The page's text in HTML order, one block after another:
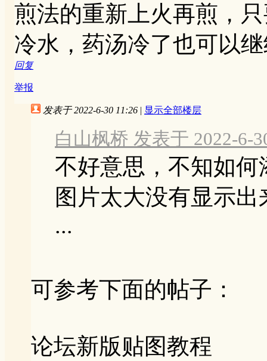
煎法的重新上火再煎，
冷水，药汤冷了也可以
回复
举报
发表于 2022-6-30 11:26 | 显示全部楼层
白山枫桥 发表于 2022-6-
不好意思，不知如何
图片太大没有显示出
...
可参考下面的帖子：
论坛新版贴图教程